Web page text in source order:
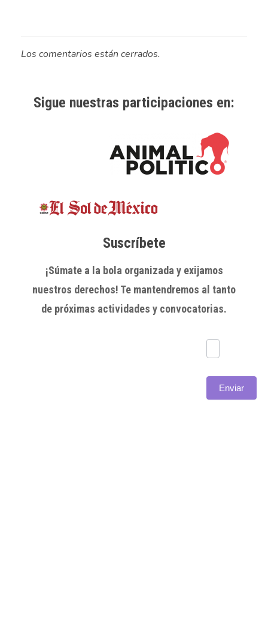
Los comentarios están cerrados.
Sigue nuestras participaciones en:
Suscríbete
¡Súmate a la bola organizada y exijamos
nuestros derechos! Te mantendremos al tanto
de próximas actividades y convocatorias.
Subscríbete
Enviar